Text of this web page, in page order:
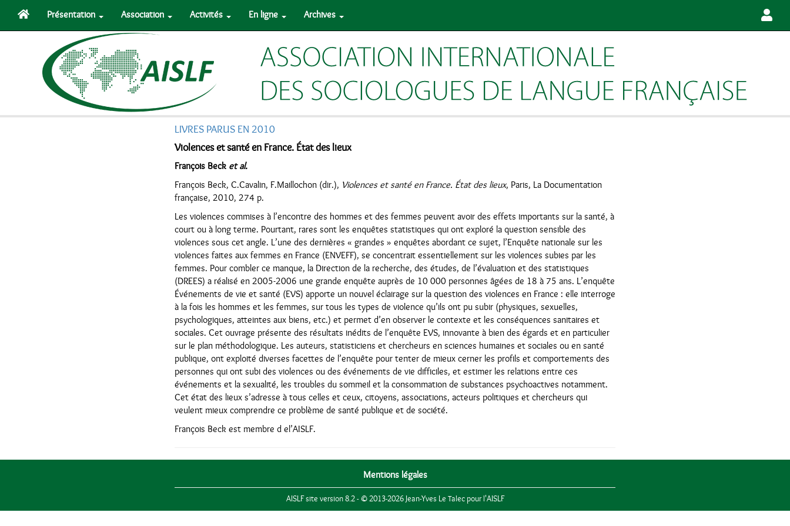
Présentation Association Activités En ligne Archives
LIVRES PARUS EN 2010
Violences et santé en France. État des lieux
François Beck et al.
François Beck, C.Cavalin, F.Maillochon (dir.), Violences et santé en France. État des lieux, Paris, La Documentation
française, 2010, 274 p.
Les violences commises à l’encontre des hommes et des femmes peuvent avoir des effets importants sur la santé, à
court ou à long terme. Pourtant, rares sont les enquêtes statistiques qui ont exploré la question sensible des
violences sous cet angle. L’une des dernières « grandes » enquêtes abordant ce sujet, l’Enquête nationale sur les
violences faites aux femmes en France (ENVEFF), se concentrait essentiellement sur les violences subies par les
femmes. Pour combler ce manque, la Direction de la recherche, des études, de l’évaluation et des statistiques
(DREES) a réalisé en 2005-2006 une grande enquête auprès de 10 000 personnes âgées de 18 à 75 ans. L’enquête
Événements de vie et santé (EVS) apporte un nouvel éclairage sur la question des violences en France : elle interroge
à la fois les hommes et les femmes, sur tous les types de violence qu’ils ont pu subir (physiques, sexuelles,
psychologiques, atteintes aux biens, etc.) et permet d’en observer le contexte et les conséquences sanitaires et
sociales. Cet ouvrage présente des résultats inédits de l’enquête EVS, innovante à bien des égards et en particulier
sur le plan méthodologique. Les auteurs, statisticiens et chercheurs en sciences humaines et sociales ou en santé
publique, ont exploité diverses facettes de l’enquête pour tenter de mieux cerner les profils et comportements des
personnes qui ont subi des violences ou des événements de vie difficiles, et estimer les relations entre ces
événements et la sexualité, les troubles du sommeil et la consommation de substances psychoactives notamment.
Cet état des lieux s’adresse à tous celles et ceux, citoyens, associations, acteurs politiques et chercheurs qui
veulent mieux comprendre ce problème de santé publique et de société.
François Beck est membre d el’AISLF.
Mentions légales
AISLF site version 8.2 - © 2013-2026 Jean-Yves Le Talec pour l'AISLF